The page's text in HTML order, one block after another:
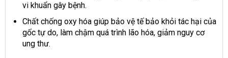
vi khuẩn gây bệnh.
Chất chống oxy hóa giúp bảo vệ tế bảo khỏi tác hại của
gốc tự do, làm chậm quá trình lão hóa, giảm nguy cơ
ung thư.